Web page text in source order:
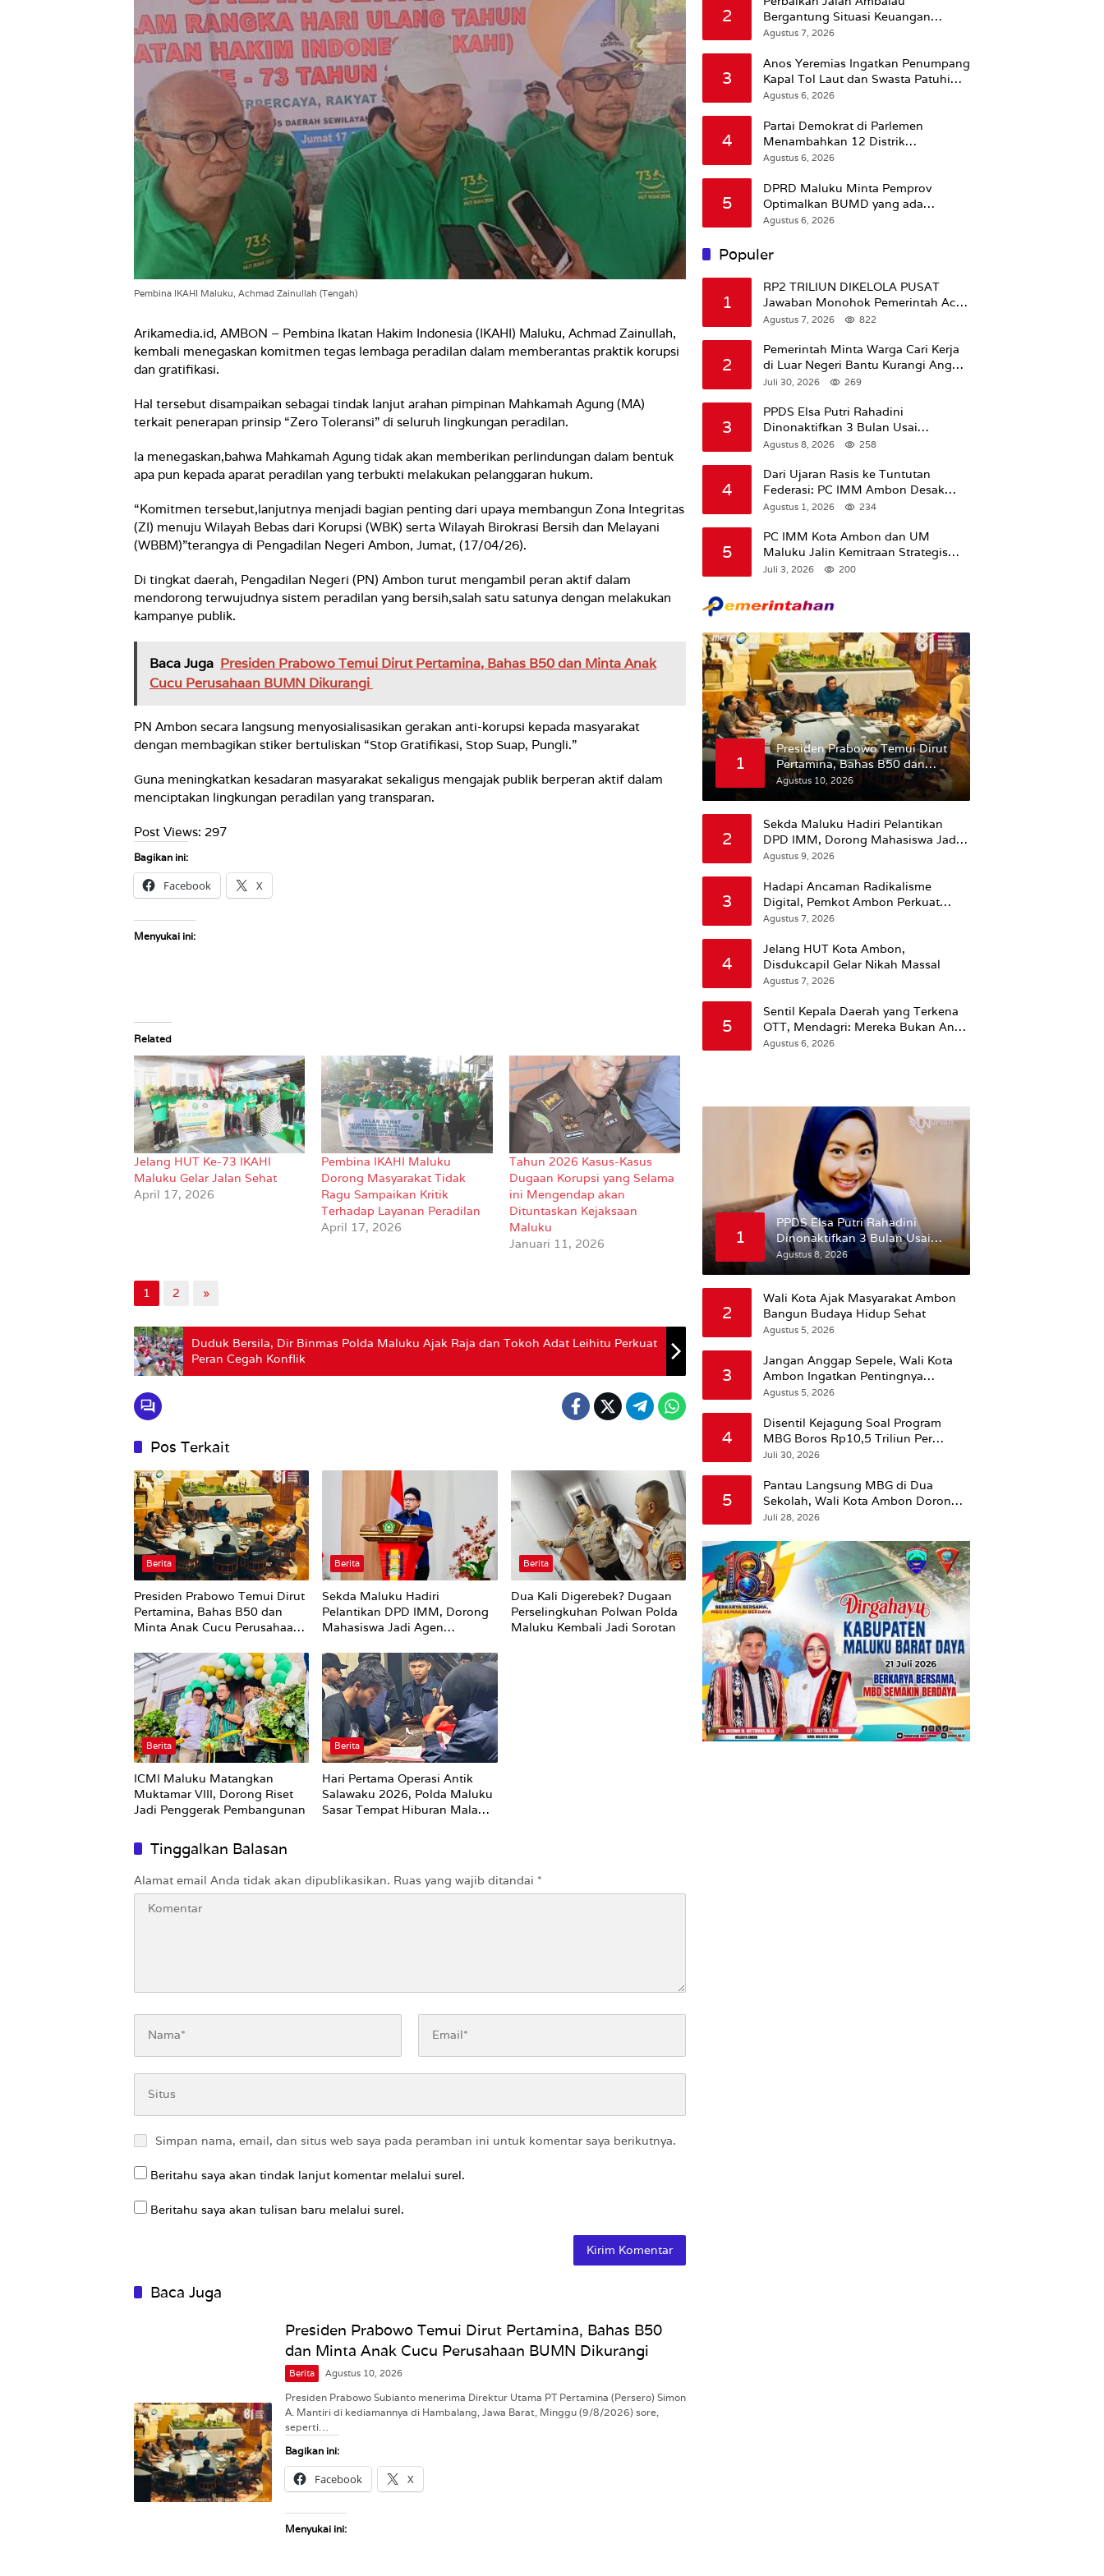
Pembina IKAHI Maluku, Achmad Zainullah (Tengah)
Arikamedia.id, AMBON – Pembina Ikatan Hakim Indonesia (IKAHI) Maluku, Achmad Zainullah,
kembali menegaskan komitmen tegas lembaga peradilan dalam memberantas praktik korupsi
dan gratifikasi.
Hal tersebut disampaikan sebagai tindak lanjut arahan pimpinan Mahkamah Agung (MA)
terkait penerapan prinsip “Zero Toleransi” di seluruh lingkungan peradilan.
Ia menegaskan,bahwa Mahkamah Agung tidak akan memberikan perlindungan dalam bentuk
apa pun kepada aparat peradilan yang terbukti melakukan pelanggaran hukum.
“Komitmen tersebut,lanjutnya menjadi bagian penting dari upaya membangun Zona Integritas
(ZI) menuju Wilayah Bebas dari Korupsi (WBK) serta Wilayah Birokrasi Bersih dan Melayani
(WBBM)”terangya di Pengadilan Negeri Ambon, Jumat, (17/04/26).
Di tingkat daerah, Pengadilan Negeri (PN) Ambon turut mengambil peran aktif dalam
mendorong terwujudnya sistem peradilan yang bersih,salah satu satunya dengan melakukan
kampanye publik.
Baca Juga Presiden Prabowo Temui Dirut Pertamina, Bahas B50 dan Minta Anak
Cucu Perusahaan BUMN Dikurangi
PN Ambon secara langsung menyosialisasikan gerakan anti-korupsi kepada masyarakat
dengan membagikan stiker bertuliskan “Stop Gratifikasi, Stop Suap, Pungli.”
Guna meningkatkan kesadaran masyarakat sekaligus mengajak publik berperan aktif dalam
menciptakan lingkungan peradilan yang transparan.
Post Views: 297
Bagikan ini:
Facebook X
Menyukai ini:
Related
Jelang HUT Ke-73 IKAHI
Maluku Gelar Jalan Sehat
April 17, 2026
Pembina IKAHI Maluku
Dorong Masyarakat Tidak
Ragu Sampaikan Kritik
Terhadap Layanan Peradilan
April 17, 2026
Tahun 2026 Kasus-Kasus
Dugaan Korupsi yang Selama
ini Mengendap akan
Dituntaskan Kejaksaan
Maluku
Januari 11, 2026
1 2 »
Duduk Bersila, Dir Binmas Polda Maluku Ajak Raja dan Tokoh Adat Leihitu Perkuat
Peran Cegah Konflik
Pos Terkait
Berita
Presiden Prabowo Temui Dirut
Pertamina, Bahas B50 dan
Minta Anak Cucu Perusahaan
Berita
Sekda Maluku Hadiri
Pelantikan DPD IMM, Dorong
Mahasiswa Jadi Agen
Pemerintah
Berita
Dua Kali Digerebek? Dugaan
Perselingkuhan Polwan Polda
Maluku Kembali Jadi Sorotan
Berita
ICMI Maluku Matangkan
Muktamar VIII, Dorong Riset
Jadi Penggerak Pembangunan
Berita
Hari Pertama Operasi Antik
Salawaku 2026, Polda Maluku
Sasar Tempat Hiburan Malam
Tinggalkan Balasan
Alamat email Anda tidak akan dipublikasikan. Ruas yang wajib ditandai *
Simpan nama, email, dan situs web saya pada peramban ini untuk komentar saya berikutnya.
Beritahu saya akan tindak lanjut komentar melalui surel.
Beritahu saya akan tulisan baru melalui surel.
Baca Juga
Presiden Prabowo Temui Dirut Pertamina, Bahas B50
dan Minta Anak Cucu Perusahaan BUMN Dikurangi
Berita Agustus 10, 2026
Presiden Prabowo Subianto menerima Direktur Utama PT Pertamina (Persero) Simon
A. Mantiri di kediamannya di Hambalang, Jawa Barat, Minggu (9/8/2026) sore,
seperti…
Bagikan ini:
Facebook X
Menyukai ini:
2
Bergantung Situasi Keuangan
Pemprov Maluku
Agustus 7, 2026
3
Anos Yeremias Ingatkan Penumpang
Kapal Tol Laut dan Swasta Patuhi
Peringatan BMKG
Agustus 6, 2026
4
Partai Demokrat di Parlemen
Menambahkan 12 Distrik
Pendukung Trump
Agustus 6, 2026
5
DPRD Maluku Minta Pemprov
Optimalkan BUMD yang ada
Ketimbang Menambah Baru
Agustus 6, 2026
Populer
1
RP2 TRILIUN DIKELOLA PUSAT
Jawaban Monohok Pemerintah Aceh
Usai Disorot Mentan Amran Soal
Agustus 7, 2026 822
2
Pemerintah Minta Warga Cari Kerja
di Luar Negeri Bantu Kurangi Angka
Pengangguran
Juli 30, 2026 269
3
PPDS Elsa Putri Rahadini
Dinonaktifkan 3 Bulan Usai
Komentar yang Dinilai Nirempati ke
Agustus 8, 2026 258
4
Dari Ujaran Rasis ke Tuntutan
Federasi: PC IMM Ambon Desak
Klarifikasi Presiden dan Imbau
Putih Di Maluku.
Agustus 1, 2026 234
5
PC IMM Kota Ambon dan UM
Maluku Jalin Kemitraan Strategis
untuk Cetak Kader Pencerah Bangsa
Kampus”
Juli 3, 2026 200
1
Presiden Prabowo Temui Dirut
Pertamina, Bahas B50 dan
Minta Anak Cucu Perusahaan
Agustus 10, 2026
2
Sekda Maluku Hadiri Pelantikan
DPD IMM, Dorong Mahasiswa Jadi
Agen Perubahan dan Mitra Strategis
Agustus 9, 2026
3
Hadapi Ancaman Radikalisme
Digital, Pemkot Ambon Perkuat
Peran Keluarga
Agustus 7, 2026
4
Jelang HUT Kota Ambon,
Disdukcapil Gelar Nikah Massal
Agustus 7, 2026
5
Sentil Kepala Daerah yang Terkena
OTT, Mendagri: Mereka Bukan Anak
Kemarin Sore
Agustus 6, 2026
1
PPDS Elsa Putri Rahadini
Dinonaktifkan 3 Bulan Usai
Komentar yang Dinilai
Nirempati ke Pasien BPJS
Agustus 8, 2026
2
Wali Kota Ajak Masyarakat Ambon
Bangun Budaya Hidup Sehat
Agustus 5, 2026
3
Jangan Anggap Sepele, Wali Kota
Ambon Ingatkan Pentingnya
Perencanaan Kesehatan
Agustus 5, 2026
4
Disentil Kejagung Soal Program
MBG Boros Rp10,5 Triliun Per
Tahun, Kepala BGN Sudaryono Beri
Juli 30, 2026
5
Pantau Langsung MBG di Dua
Sekolah, Wali Kota Ambon Dorong
Pemerataan Hingga Wilayah
Juli 28, 2026